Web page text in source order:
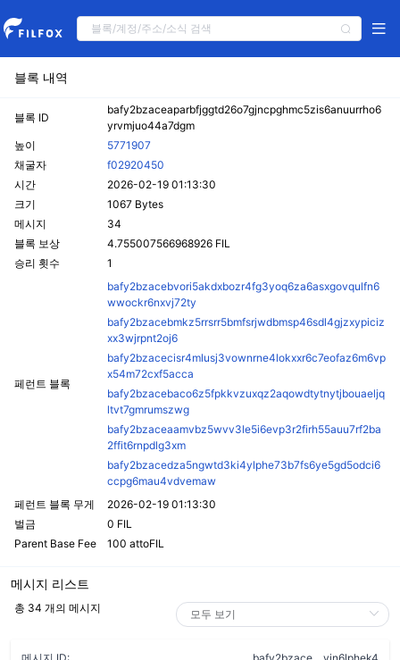
블록 내역
블록 ID
bafy2bzaceaparbfjggtd26o7gjncpghmc5zis6anuurrho6
yrvmjuo44a7dgm
높이
5771907
채굴자
f02920450
시간
2026-02-19 01:13:30
크기
1067 Bytes
메시지
34
블록 보상
4.755007566968926 FIL
승리 횟수
1
페런트 블록
bafy2bzacebvori5akdxbozr4fg3yoq6za6asxgovqulfn6
wwockr6nxvj72ty
bafy2bzacebmkz5rrsrr5bmfsrjwdbmsp46sdl4gjzxypiciz
xx3wjrpnt2oj6
bafy2bzacecisr4mlusj3vownrne4lokxxr6c7eofaz6m6vp
x54m72cxf5acca
bafy2bzacebaco6z5fpkkvzuxqz2aqowdtytnytjbouaeljq
ltvt7gmrumszwg
bafy2bzaceaamvbz5wvv3le5i6evp3r2firh55auu7rf2ba
2ffit6rnpdlg3xm
bafy2bzacedza5ngwtd3ki4ylphe73b7fs6ye5gd5odci6
ccpg6mau4vdvemaw
페런트 블록 무게
2026-02-19 01:13:30
벌금
0 FIL
Parent Base Fee
100 attoFIL
메시지 리스트
총 34 개의 메시지